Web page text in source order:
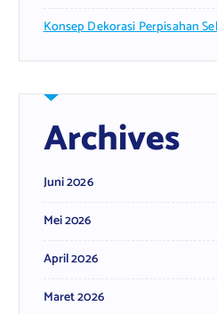
Konsep Dekorasi Perpisahan
Archives
Juni 2026
Mei 2026
April 2026
Maret 2026